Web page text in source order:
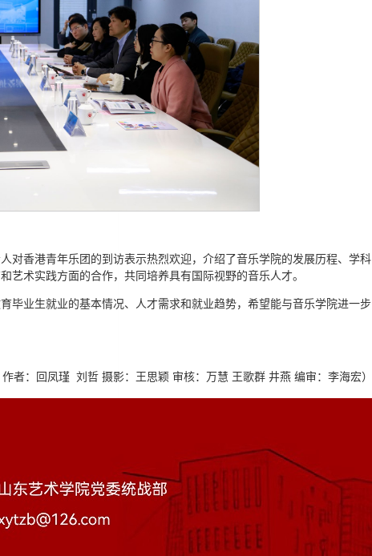
对香港青年乐团的到访表示热烈欢迎，介绍了音乐学院的发展历程、学科
术实践方面的合作，共同培养具有国际视野的音乐人才。
毕业生就业的基本情况、人才需求和就业趋势，希望能与音乐学院进一步
者：回凤瑾 刘哲 摄影：王思颖 审核：万慧 王歌群 井燕 编审：李海宏）